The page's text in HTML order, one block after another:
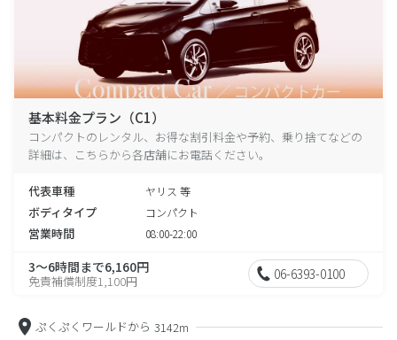
基本料金プラン（C1）
コンパクトのレンタル、お得な割引料金や予約、乗り捨てなどの
詳細は、こちらから各店舗にお電話ください。
代表車種 ヤリス 等
ボディタイプ コンパクト
営業時間 08:00-22:00
3～6時間まで6,160円
免責補償制度1,100円 06-6393-0100
ぷくぷくワールドから 3142m